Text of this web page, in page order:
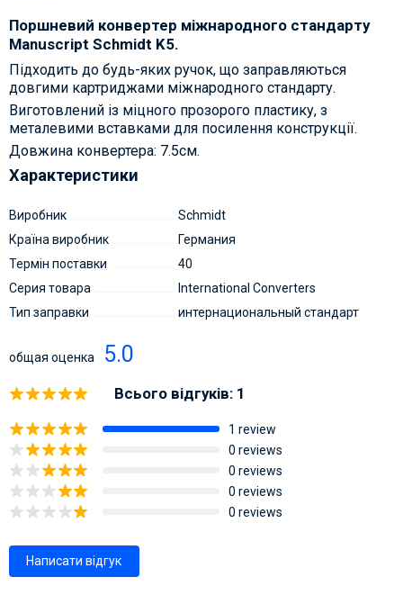
Поршневий конвертер міжнародного стандарту
Manuscript Schmidt K5.
Підходить до будь-яких ручок, що заправляються
довгими картриджами міжнародного стандарту.
Виготовлений із міцного прозорого пластику, з
металевими вставками для посилення конструкції.
Довжина конвертера: 7.5см.
Характеристики
Виробник
Schmidt
Країна виробник
Германия
Термін поставки
40
Серия товара
International Converters
Тип заправки
интернациональный стандарт
5.0
общая оценка
Всього відгуків: 1
1 review
0 reviews
0 reviews
0 reviews
0 reviews
Написати відгук